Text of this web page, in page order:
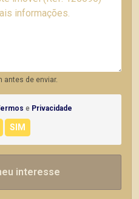
de enviar.
e Privacidade
interesse